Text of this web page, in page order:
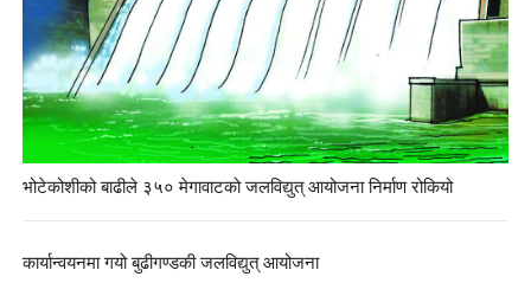
भोटेकोशीको बाढीले ३५० मेगावाटको जलविद्युत् आयोजना निर्माण रोकियो
कार्यान्वयनमा गयो बुढीगण्डकी जलविद्युत् आयोजना